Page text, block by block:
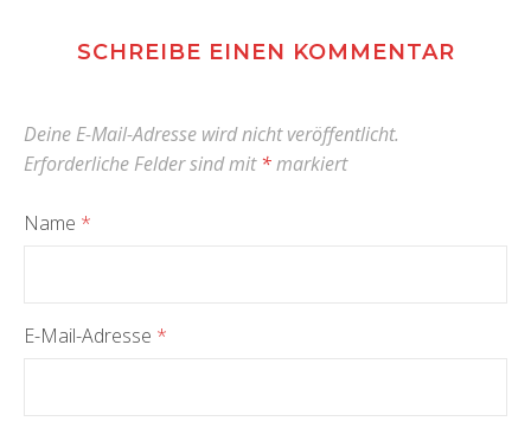
SCHREIBE EINEN KOMMENTAR
Deine E-Mail-Adresse wird nicht veröffentlicht.
Erforderliche Felder sind mit*markiert
Name *
E-Mail-Adresse *